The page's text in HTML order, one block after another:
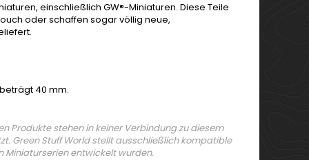
einschließlich GW®-Miniaturen. Diese Teile
oder schaffen sogar völlig neue,
40 mm.
Produkte stehen in keiner Verbindung zu diesem
Green Stuff World stellt ausschließlich kompatible
Miniaturserien entwickelt wurden.